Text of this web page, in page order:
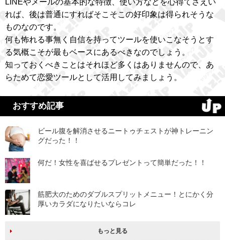
れば、後は普通にすればそこそこの好印象は得られそうな
ものなのです。
何も怖れる事無く自信を持ってツールを使いこなそうとす
る気概こそが最もベースにあるべきなのでしょう。
知っておくべきことはそれほど多くはありませんので、あ
らためて恋愛ツールとして活用してみましょう。
おすすめ記事
ビール腹を解消させるニートゥチェストが神トレーニン
グだった！！
何だ！女性を喜ばせるプレゼントって簡単だった！！
筋肥大のためのダブルスプリットメニュー！とにかく分
厚いカラダになりたいならコレ
もっと見る